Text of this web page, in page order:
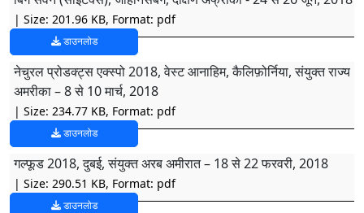
| Size: 201.96 KB, Format: pdf
डाउनलोड
नेचुरल प्रोडक्ट्स एक्स्पो 2018, वेस्ट आनाहिम, कैलिफ़ोर्निया, संयुक्त राज्य
अमरीका – 8 से 10 मार्च, 2018
| Size: 234.77 KB, Format: pdf
डाउनलोड
गल्फूड 2018, दुबई, संयुक्त अरब अमीरात – 18 से 22 फरवरी, 2018
| Size: 290.51 KB, Format: pdf
डाउनलोड